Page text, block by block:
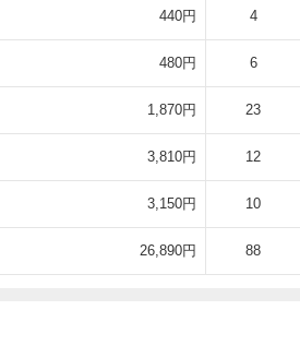
440円 4
480円 6
1,870円 23
3,810円 12
3,150円 10
26,890円 88